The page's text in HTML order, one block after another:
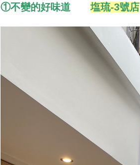
①不變的好味道塩琉-3號店